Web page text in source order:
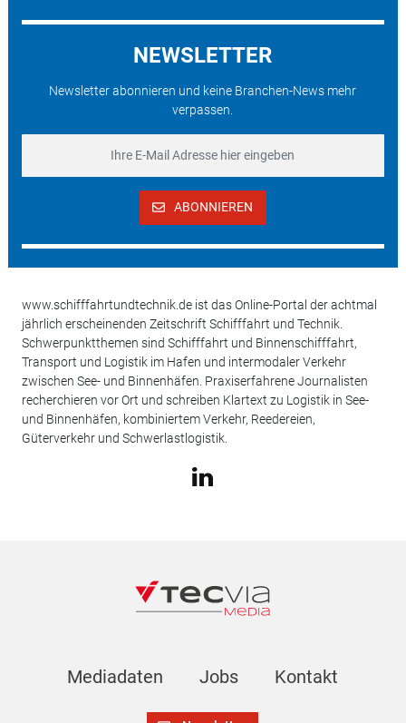
NEWSLETTER
Newsletter abonnieren und keine Branchen-News mehr
verpassen.
ABONNIEREN
www.schifffahrtundtechnik.de ist das Online-Portal der achtmal
jährlich erscheinenden Zeitschrift Schifffahrt und Technik.
Schwerpunktthemen sind Schifffahrt und Binnenschifffahrt,
Transport und Logistik im Hafen und intermodaler Verkehr
zwischen See- und Binnenhäfen. Praxiserfahrene Journalisten
recherchieren vor Ort und schreiben Klartext zu Logistik in See-
und Binnenhäfen, kombiniertem Verkehr, Reedereien,
Güterverkehr und Schwerlastlogistik.
Mediadaten Jobs Kontakt